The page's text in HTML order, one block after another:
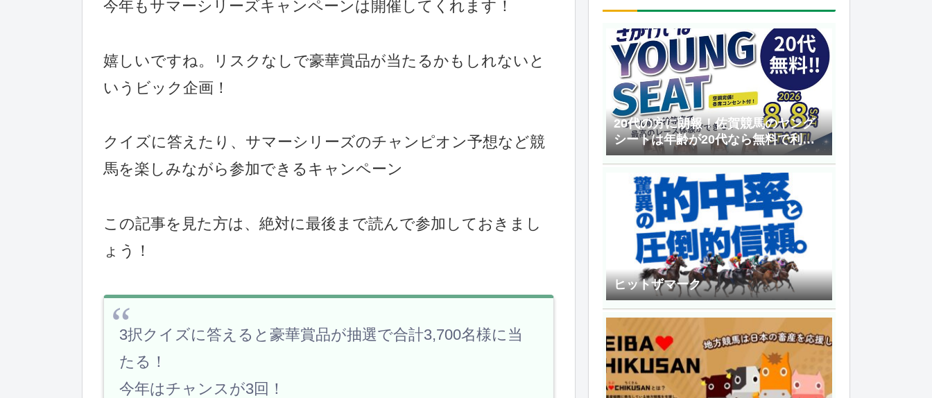
今年もサマーシリーズキャンペーンは開催してくれます！
嬉しいですね。リスクなしで豪華賞品が当たるかもしれないと
いうビック企画！
クイズに答えたり、サマーシリーズのチャンピオン予想など競
馬を楽しみながら参加できるキャンペーン
この記事を見た方は、絶対に最後まで読んで参加しておきまし
ょう！
3択クイズに答えると豪華賞品が抽選で合計3,700名様に当
たる！
今年はチャンスが3回！
20代の方に朗報！佐賀競馬のヤング
シートは年齢が20代なら無料で利用
できる！
ヒットザマーク